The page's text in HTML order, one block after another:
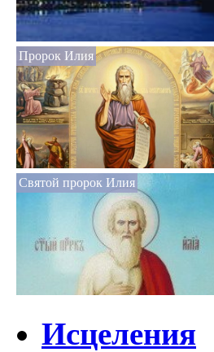
Пророк Илия
Святой пророк Илия
Исцеления